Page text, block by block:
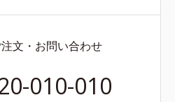
文・お問い合わせ
010-010